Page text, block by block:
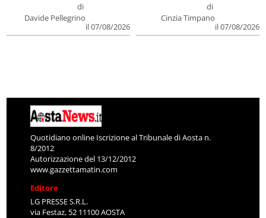
di
Davide Pellegrino
il 07/08/2026
di
Cinzia Timpano
il 07/08/2026
Quotidiano online Iscrizione al Tribunale di Aosta n.
8/2012
Autorizzazione del 13/12/2012
www.gazzettamatin.com
Editore
LG PRESSE S.R.L.
via Festaz, 52 11100 AOSTA